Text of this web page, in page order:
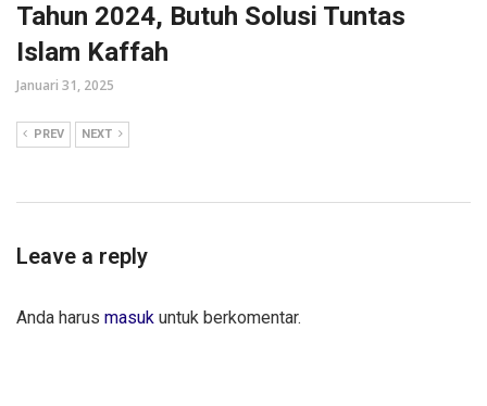
Tahun 2024, Butuh Solusi Tuntas
Islam Kaffah
Januari 31, 2025
PREV NEXT
Leave a reply
Anda harus masuk untuk berkomentar.